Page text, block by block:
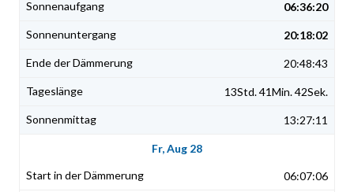
06:36:20
20:18:02
20:48:43
13Std. 41Min. 42Sek.
13:27:11
Fr, Aug 28
06:07:06